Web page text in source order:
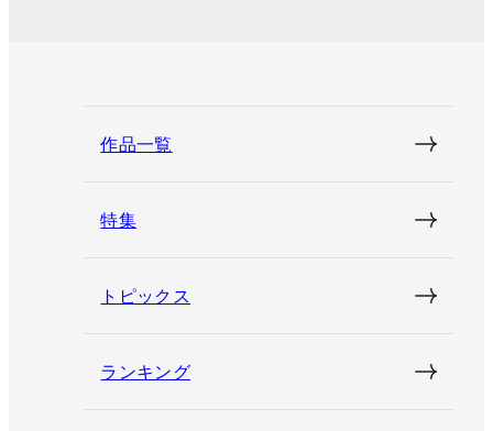
作品一覧
特集
トピックス
ランキング